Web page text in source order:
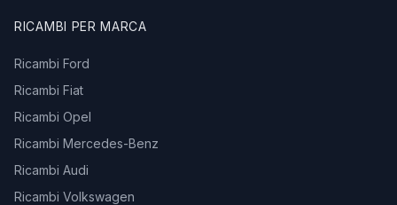
RICAMBI PER MARCA
Ricambi Ford
Ricambi Fiat
Ricambi Opel
Ricambi Mercedes-Benz
Ricambi Audi
Ricambi Volkswagen